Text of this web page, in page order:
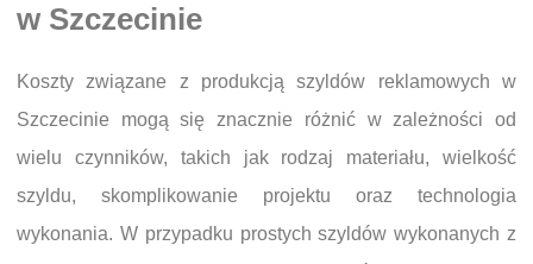
w Szczecinie
Koszty związane z produkcją szyldów reklamowych w
Szczecinie mogą się znacznie różnić w zależności od
wielu czynników, takich jak rodzaj materiału, wielkość
szyldu, skomplikowanie projektu oraz technologia
wykonania. W przypadku prostych szyldów wykonanych z